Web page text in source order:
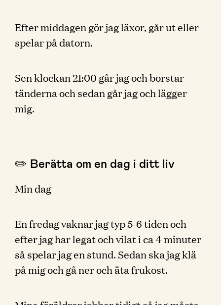
Efter middagen gör jag läxor, går ut eller
spelar på datorn.
Sen klockan 21:00 går jag och borstar
tänderna och sedan går jag och lägger
mig.
✏️ Berätta om en dag i ditt liv
Min dag
En fredag vaknar jag typ 5-6 tiden och
efter jag har legat och vilat i ca 4 minuter
så spelar jag en stund. Sedan ska jag klä
på mig och gå ner och äta frukost.